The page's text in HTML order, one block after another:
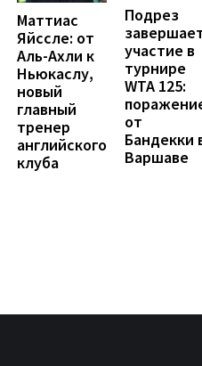
Маттиас
Яйссле: от
Аль-Ахли к
Ньюкаслу,
новый
главный
тренер
английского
клуба
Подрез
участие в
турнире
WTA 125:
от
Бандекки
Варшаве